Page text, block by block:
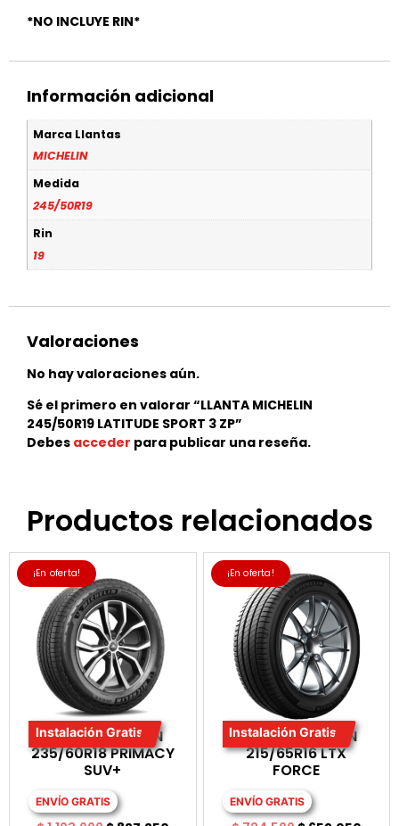
*NO INCLUYE RIN*
Información adicional
Marca Llantas
MICHELIN
Medida
245/50R19
Rin
19
Valoraciones
No hay valoraciones aún.
Sé el primero en valorar “LLANTA MICHELIN
245/50R19 LATITUDE SPORT 3 ZP”
Debes acceder para publicar una reseña.
Productos relacionados
¡En oferta!
Instalación Gratis
LLANTA MICHELIN
235/60R18 PRIMACY
SUV+
ENVÍO GRATIS
¡En oferta!
Instalación Gratis
LLANTA MICHELIN
215/65R16 LTX
FORCE
ENVÍO GRATIS